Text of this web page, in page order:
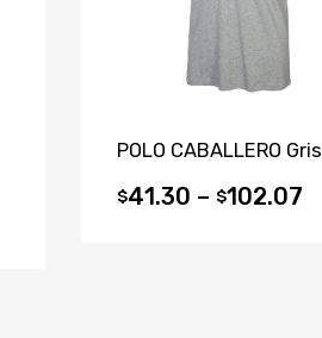
POLO CABALLERO Gris
$41.30 – $102.07